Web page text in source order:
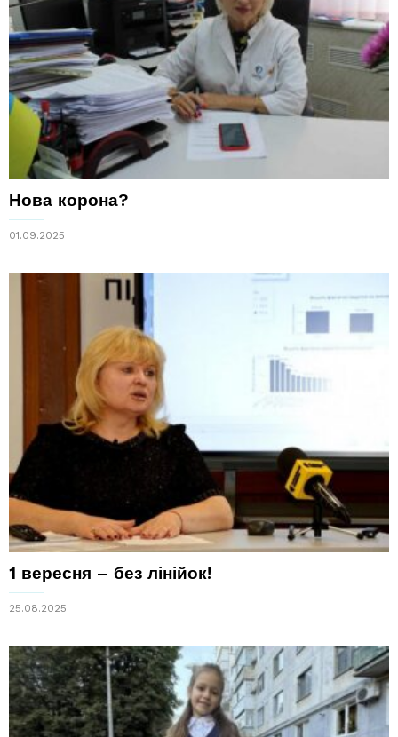
Нова корона?
01.09.2025
1 вересня – без лінійок!
25.08.2025